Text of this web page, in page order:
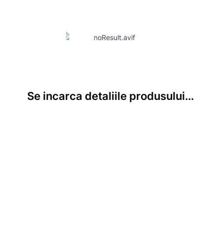
Se incarca detaliile produsului...